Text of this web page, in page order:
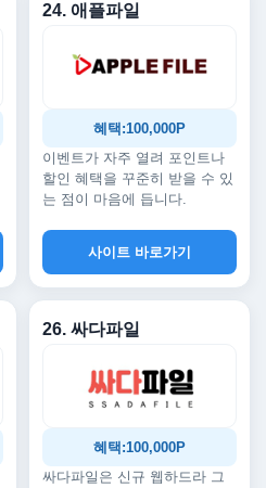
24. 애플파일
혜택:100,000P
이벤트가 자주 열려 포인트나
할인 혜택을 꾸준히 받을 수 있
는 점이 마음에 듭니다.
사이트 바로가기
26. 싸다파일
혜택:100,000P
싸다파일은 신규 웹하드라 그